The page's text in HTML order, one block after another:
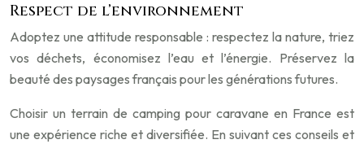
Respect de l’environnement
Adoptez une attitude responsable : respectez la nature, triez
vos déchets, économisez l’eau et l’énergie. Préservez la
beauté des paysages français pour les générations futures.
Choisir un terrain de camping pour caravane en France est
une expérience riche et diversifiée. En suivant ces conseils et